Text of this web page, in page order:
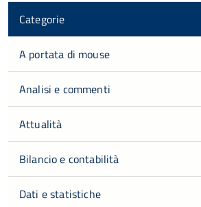
Categorie
A portata di mouse
Analisi e commenti
Attualità
Bilancio e contabilità
Dati e statistiche